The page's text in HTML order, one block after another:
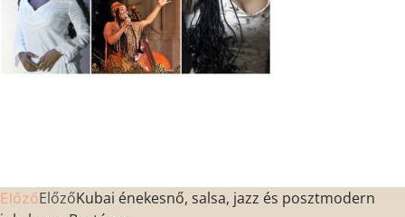
ElőzőElőzőKubai énekesnő, salsa, jazz és posztmodern